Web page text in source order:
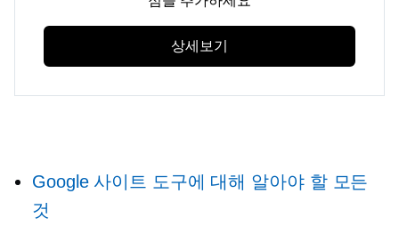
상세보기
Google 사이트 도구에 대해 알아야 할 모든
것